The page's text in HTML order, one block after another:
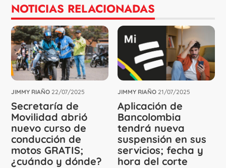
NOTICIAS RELACIONADAS
JIMMY RIAÑO 22/07/2025
Secretaría de
Movilidad abrió
nuevo curso de
conducción de
motos GRATIS;
¿cuándo y dónde?
JIMMY RIAÑO 21/07/2025
Aplicación de
Bancolombia
tendrá nueva
suspensión en sus
servicios; fecha y
hora del corte